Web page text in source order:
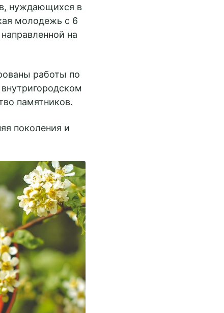
нуждающихся в
молодежь с 6
на
работы по
памятников.
поколения и